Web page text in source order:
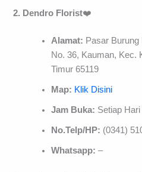
2. Dendro Florist❤️
Alamat: Pasar
No. 36, Kauman, Kec.
Timur 65119
Map: Klik Disini
Jam Buka: Setiap
No.Telp/HP: (0341)
Whatsapp:–